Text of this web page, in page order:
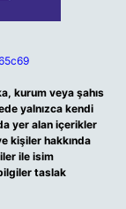
kurum veya şahıs
yalnızca kendi
yer alan içerikler
kişiler hakkında
ile isim
taslak